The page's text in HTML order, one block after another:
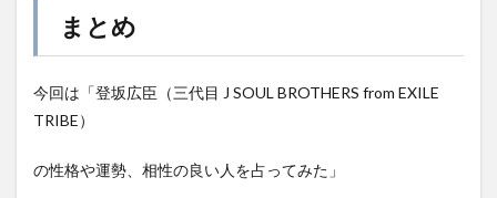
まとめ
今回は「登坂広臣（三代目 J SOUL BROTHERS from EXILE
TRIBE）
の性格や運勢、相性の良い人を占ってみた」